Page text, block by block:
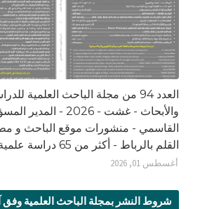
العدد 94 من مجلة الباحث العلمية
والأبحاث - غشت - 2026 -
القاسمي - منشورات موقع الباحث و
القلم بالرباط - أكثر من 65 دراسة علمية
أغسطس 01, 2026
شروط النشر بمجلة الباحث العلمية وفق